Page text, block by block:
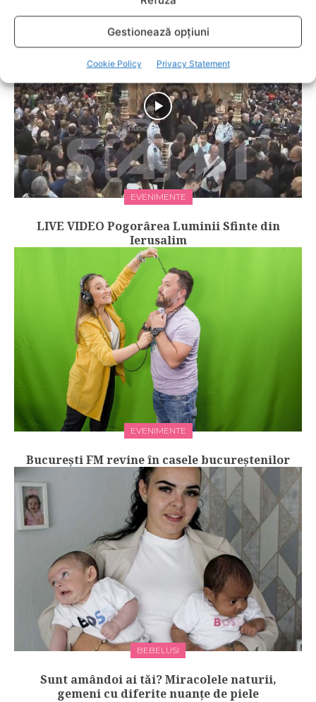
Gestionează opțiuni
Cookie Policy Privacy Statement
EVENIMENTE
LIVE VIDEO Pogorârea Luminii Sfinte din
Ierusalim
EVENIMENTE
Bucureşti FM revine în casele bucureștenilor
BEBELUSI
Sunt amândoi ai tăi? Miracolele naturii,
gemeni cu diferite nuanțe de piele